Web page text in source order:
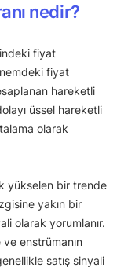
nedir?
fiyat
fiyat
hareketli
üssel hareketli
olarak
yükselen bir trende
yakın bir
olarak yorumlanır.
enstrümanın
satış sinyali